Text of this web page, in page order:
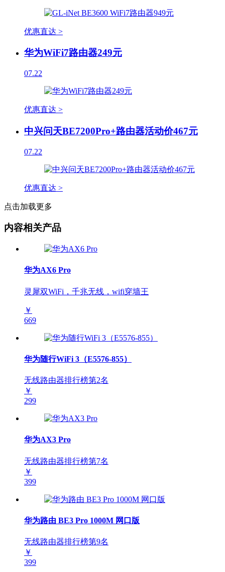
优惠直达 >
华为WiFi7路由器249元
07.22
优惠直达 >
中兴问天BE7200Pro+路由器活动价467元
07.22
优惠直达 >
点击加载更多
内容相关产品
华为AX6 Pro
灵犀双WiFi，千兆无线，wifi穿墙王
￥
669
华为随行WiFi 3（E5576-855）
无线路由器排行榜第2名
￥
299
华为AX3 Pro
无线路由器排行榜第7名
￥
399
华为路由 BE3 Pro 1000M 网口版
无线路由器排行榜第9名
￥
399